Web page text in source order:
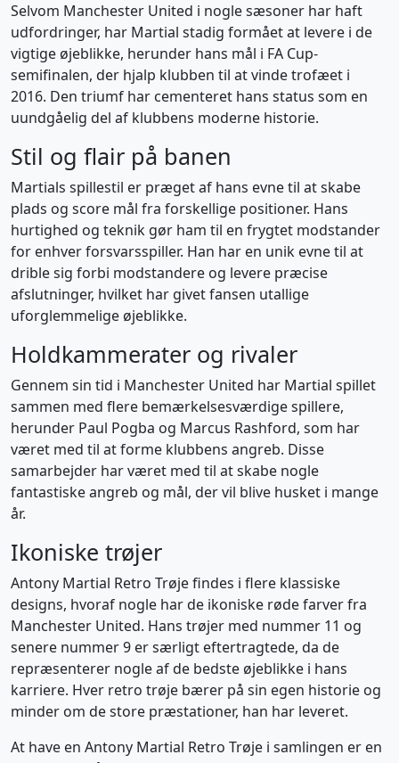
Selvom Manchester United i nogle sæsoner har haft
udfordringer, har Martial stadig formået at levere i de
vigtige øjeblikke, herunder hans mål i FA Cup-
semifinalen, der hjalp klubben til at vinde trofæet i
2016. Den triumf har cementeret hans status som en
uundgåelig del af klubbens moderne historie.
Stil og flair på banen
Martials spillestil er præget af hans evne til at skabe
plads og score mål fra forskellige positioner. Hans
hurtighed og teknik gør ham til en frygtet modstander
for enhver forsvarsspiller. Han har en unik evne til at
drible sig forbi modstandere og levere præcise
afslutninger, hvilket har givet fansen utallige
uforglemmelige øjeblikke.
Holdkammerater og rivaler
Gennem sin tid i Manchester United har Martial spillet
sammen med flere bemærkelsesværdige spillere,
herunder Paul Pogba og Marcus Rashford, som har
været med til at forme klubbens angreb. Disse
samarbejder har været med til at skabe nogle
fantastiske angreb og mål, der vil blive husket i mange
år.
Ikoniske trøjer
Antony Martial Retro Trøje findes i flere klassiske
designs, hvoraf nogle har de ikoniske røde farver fra
Manchester United. Hans trøjer med nummer 11 og
senere nummer 9 er særligt eftertragtede, da de
repræsenterer nogle af de bedste øjeblikke i hans
karriere. Hver retro trøje bærer på sin egen historie og
minder om de store præstationer, han har leveret.
At have en Antony Martial Retro Trøje i samlingen er en